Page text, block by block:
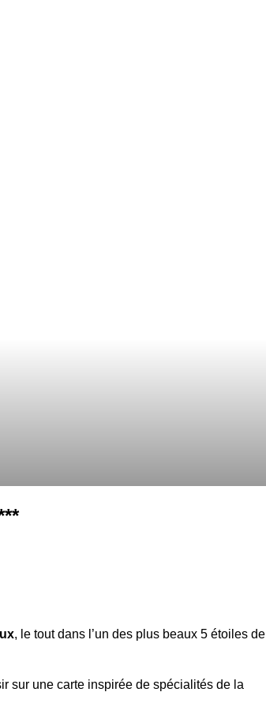
, le tout dans l’un des plus beaux 5 étoiles de
sur une carte inspirée de spécialités de la